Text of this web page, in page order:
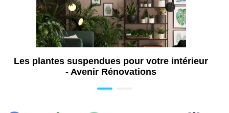
Diagnostic énergétique au Mans (72)
Pose de porte au Mans (72)
Les plantes suspendues pour votre intérieur
- Avenir Rénovations